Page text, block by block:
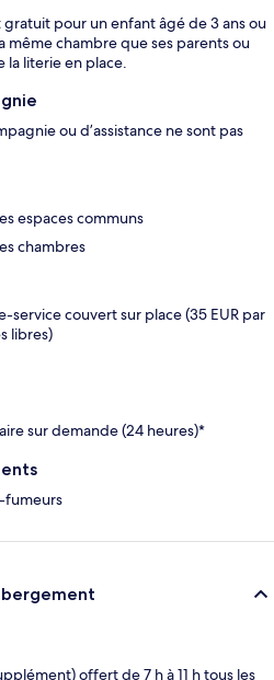
gratuit pour un enfant âgé de 3 ans ou
même chambre que ses parents ou
la literie en place.
ou d’assistance ne sont pas
espaces communs
chambres
service couvert sur place (35 EUR par
libres)
sur demande (24 heures)*
fumeurs
offert de 7 h à 11 h tous les